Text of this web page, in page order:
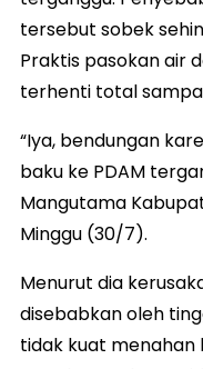
tersebut sobek
Praktis pasokan air
terhenti total
“Iya, bendungan
baku ke PDAM
Mangutama
Minggu (30/7).
Menurut dia
disebabkan oleh
tidak kuat menahan